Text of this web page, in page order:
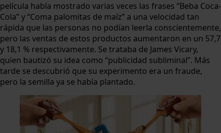
película había mostrado varias veces las frases “Beba Coca-
Cola” y “Coma palomitas de maíz” a una velocidad tan
rápida que las personas no podían leerla conscientemente,
pero las ventas de estos productos aumentaron en un 57,7
y 18,1 % respectivamente. Se trataba de James Vicary,
quien bautizó su idea como “publicidad subliminal”. Más
tarde se descubrió que su experimento era un fraude,
pero la semilla ya se había plantado.